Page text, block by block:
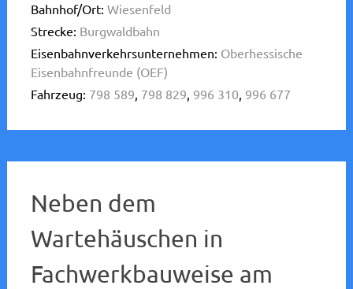
Bahnhof/Ort: Wiesenfeld
Strecke: Burgwaldbahn
Eisenbahnverkehrsunternehmen: Oberhessische
Eisenbahnfreunde (OEF)
Fahrzeug: 798 589, 798 829, 996 310, 996 677
Neben dem
Wartehäuschen in
Fachwerkbauweise am